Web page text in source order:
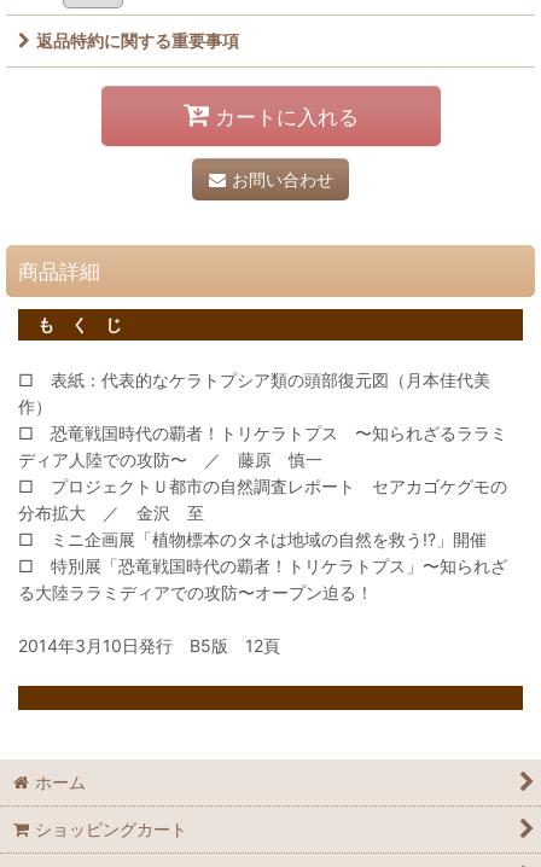
返品特約に関する重要事項
カートに入れる
お問い合わせ
商品詳細
も く じ
□ 表紙：代表的なケラトプシア類の頭部復元図（月本佳代美
作）
□ 恐竜戦国時代の覇者！トリケラトプス 〜知られざるララミ
ディア人陸での攻防〜 ／ 藤原 慎一
□ プロジェクトＵ都市の自然調査レポート セアカゴケグモの
分布拡大 ／ 金沢 至
□ ミニ企画展「植物標本のタネは地域の自然を救う!?」開催
□ 特別展「恐竜戦国時代の覇者！トリケラトプス」〜知られざ
る大陸ララミディアでの攻防〜オープン迫る！
2014年3月10日発行 B5版 12頁
ホーム
ショッピングカート